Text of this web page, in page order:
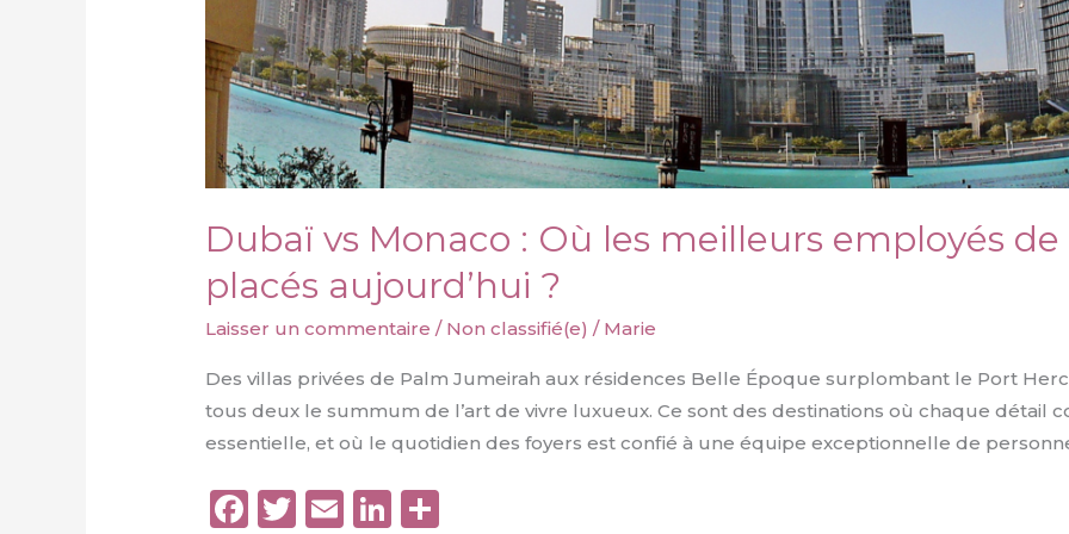
Dubaï vs Monaco : Où les meilleurs employés
placés aujourd’hui ?
Laisser un commentaire / Non classifié(e) / Marie
Des villas privées de Palm Jumeirah aux résidences Belle Époque surplombant le Port
tous deux le summum de l’art de vivre luxueux. Ce sont des destinations où chaque détail
essentielle, et où le quotidien des foyers est confié à une équipe exceptionnelle de
F
T
E
Li